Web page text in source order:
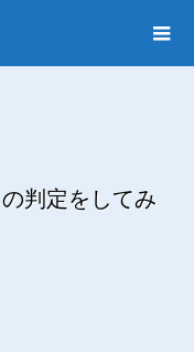
判定をしてみ